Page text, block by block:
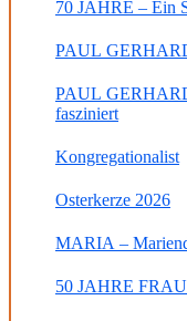
70 JAHRE – Ein
PAUL
PAUL
fasziniert
Kongregationalist
Osterkerze 2026
MARIA –
50 JAHRE